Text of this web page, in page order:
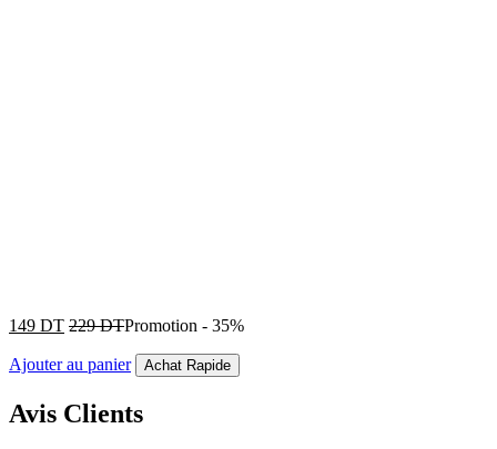
149 DT 229DTPromotion - 35%
Ajouter au panier Achat Rapide
Avis Clients